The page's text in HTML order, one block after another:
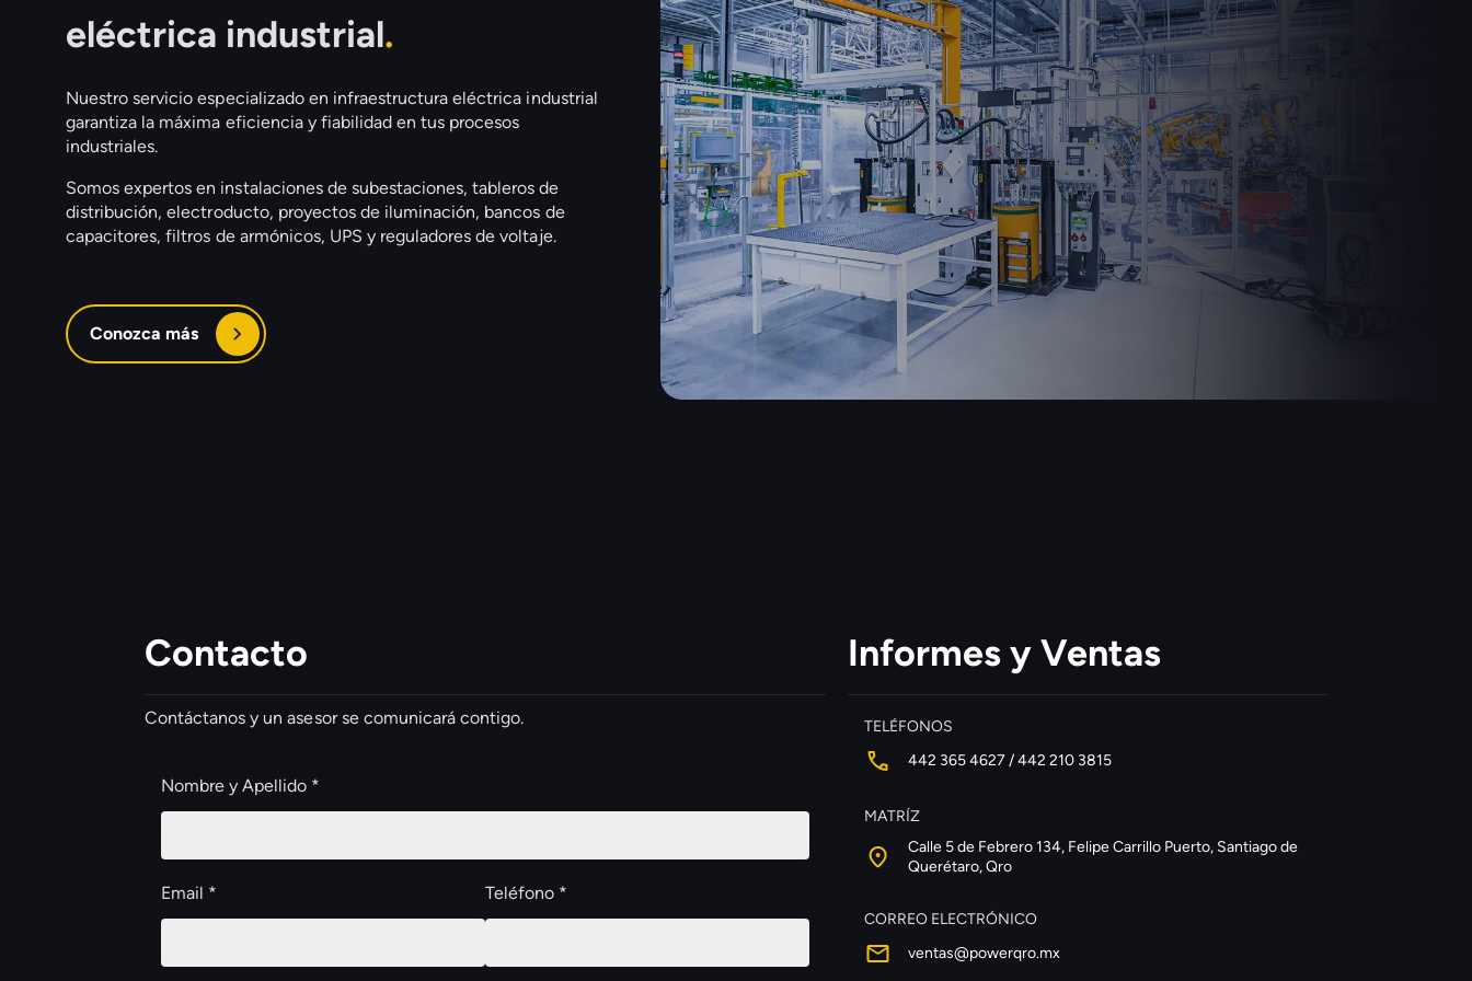
eléctrica industrial.
Nuestro servicio especializado en infraestructura eléctrica industrial
garantiza la máxima eficiencia y fiabilidad en tus procesos
industriales.
Somos expertos en instalaciones de subestaciones, tableros de
distribución, electroducto, proyectos de iluminación, bancos de
capacitores, filtros de armónicos, UPS y reguladores de voltaje.
Conozca más
Contacto
Contáctanos y un asesor se comunicará contigo.
Nombre y Apellido *
Email * Teléfono *
Informes y Ventas
TELÉFONOS
442 365 4627 / 442 210 3815
MATRÍZ
Calle 5 de Febrero 134, Felipe Carrillo Puerto, Santiago de
Querétaro, Qro
CORREO ELECTRÓNICO
ventas@powerqro.mx